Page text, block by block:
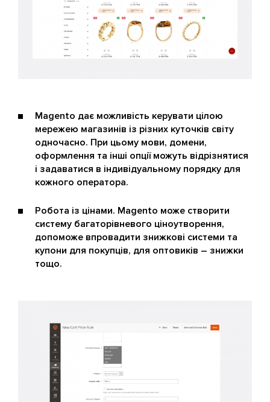
Magento дає можливість керувати цілою
мережею магазинів із різних куточків світу
одночасно. При цьому мови, домени,
оформлення та інші опції можуть відрізнятися
і задаватися в індивідуальному порядку для
кожного оператора.
Робота із цінами. Magento може створити
систему багаторівневого ціноутворення,
допоможе впровадити знижкові системи та
купони для покупців, для оптовиків – знижки
тощо.